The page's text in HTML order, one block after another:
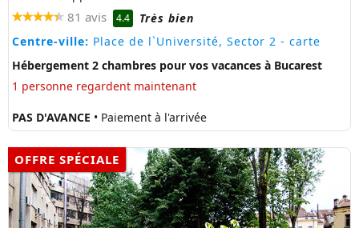
81 avis 4.4
Très bien
Centre-ville: Place de l`Université, Sector 2 - carte
Hébergement 2 chambres pour vos vacances à Bucarest
1 personne regardent maintenant
PAS D'AVANCE • Paiement à l'arrivée
OFFRE SPÉCIALE